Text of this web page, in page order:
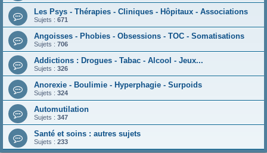
Les Psys - Thérapies - Cliniques - Hôpitaux - Associations
Sujets : 671
Angoisses - Phobies - Obsessions - TOC - Somatisations
Sujets : 706
Addictions : Drogues - Tabac - Alcool - Jeux...
Sujets : 326
Anorexie - Boulimie - Hyperphagie - Surpoids
Sujets : 324
Automutilation
Sujets : 347
Santé et soins : autres sujets
Sujets : 233